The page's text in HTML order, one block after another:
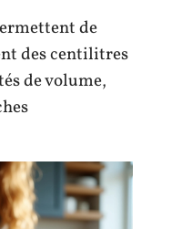
de
des centilitres
de volume,